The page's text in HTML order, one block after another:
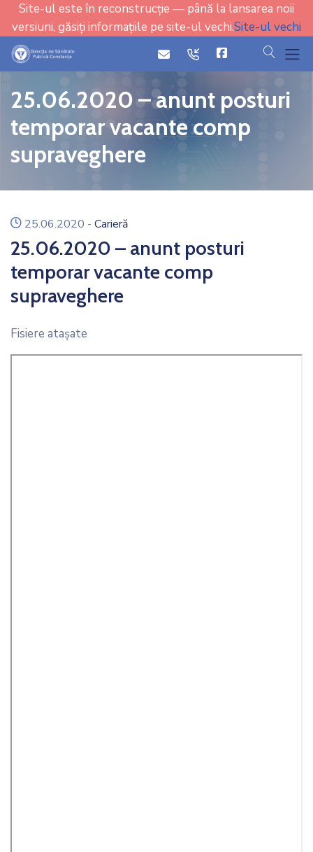
Site-ul este în reconstrucție — până la lansarea noii
versiuni, găsiți informațiile pe site-ul vechi.Site-ul vechi
iconicon cauta
25.06.2020 – anunt posturi
temporar vacante comp
supraveghere
icon
25.06.2020 - Carieră
25.06.2020 – anunt posturi
temporar vacante comp
supraveghere
Fisiere ataşate